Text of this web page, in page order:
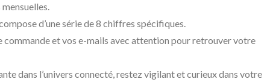
d’une série de 8 chiffres spécifiques.
commande et vos e-mails avec attention pour retrouver votre
dans l’univers connecté, restez vigilant et curieux dans votre